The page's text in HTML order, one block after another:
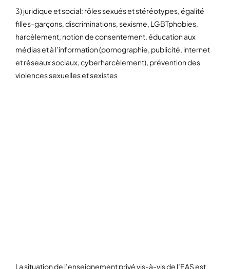
3) juridique et social: rôles sexués et stéréotypes, égalité
filles-garçons, discriminations, sexisme, LGBTphobies,
harcèlement, notion de consentement, éducation aux
médias et à l’information (pornographie, publicité, internet
et réseaux sociaux, cyberharcèlement), prévention des
violences sexuelles et sexistes
La situation de l’enseignement privé vis-à-vis de l’EAS est